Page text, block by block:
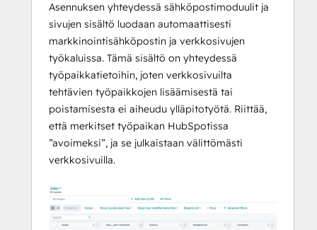
Asennuksen yhteydessä sähköpostimoduulit ja
sivujen sisältö luodaan automaattisesti
markkinointisähköpostin ja verkkosivujen
työkaluissa. Tämä sisältö on yhteydessä
työpaikkatietoihin, joten verkkosivuilta
tehtävien työpaikkojen lisäämisestä tai
poistamisesta ei aiheudu ylläpitotyötä. Riittää,
että merkitset työpaikan HubSpotissa
”avoimeksi”, ja se julkaistaan välittömästi
verkkosivuilla.